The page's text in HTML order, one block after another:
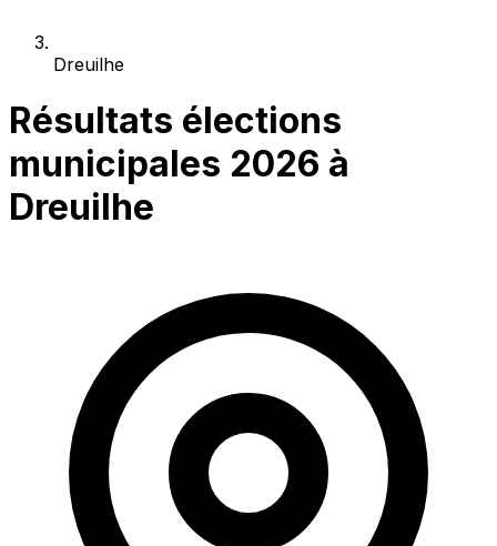
Dreuilhe
Résultats élections
municipales 2026 à
Dreuilhe